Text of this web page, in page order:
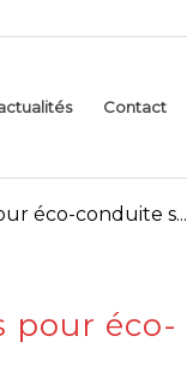
Contact
éco-conduite s...
pour éco-